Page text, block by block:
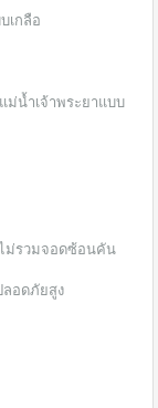
เกลือ
ม่น้ำเจ้าพระยาแบบ
ม่รวมจอดซ้อนคัน
ลอดภัยสูง